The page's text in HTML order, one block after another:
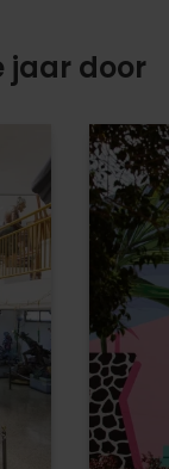
jaar door